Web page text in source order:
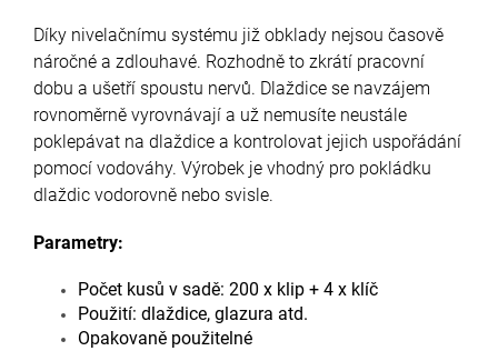
Díky nivelačnímu systému již obklady nejsou časově
náročné a zdlouhavé. Rozhodně to zkrátí pracovní
dobu a ušetří spoustu nervů. Dlaždice se navzájem
rovnoměrně vyrovnávají a už nemusíte neustále
poklepávat na dlaždice a kontrolovat jejich uspořádání
pomocí vodováhy. Výrobek je vhodný pro pokládku
dlaždic vodorovně nebo svisle.
Parametry:
Počet kusů v sadě: 200 x klip + 4 x klíč
Použití: dlaždice, glazura atd.
Opakovaně použitelné